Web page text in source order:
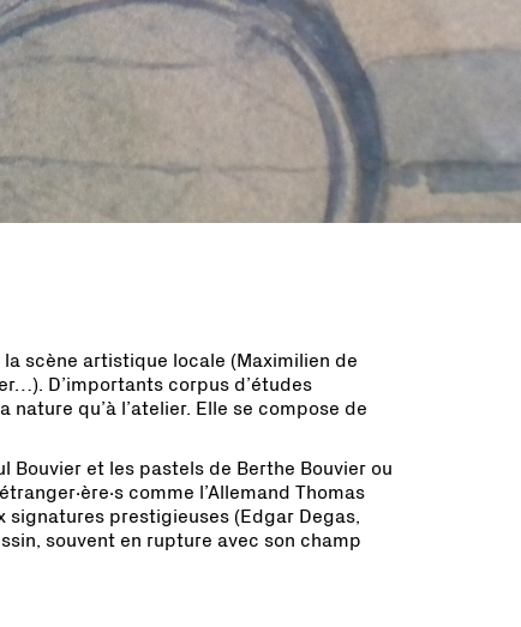
scène artistique locale (Maximilien de
D’importants corpus d’études
qu’à l’atelier. Elle se compose de
Bouvier et les pastels de Berthe Bouvier ou
comme l’Allemand Thomas
signatures prestigieuses (Edgar Degas,
souvent en rupture avec son champ